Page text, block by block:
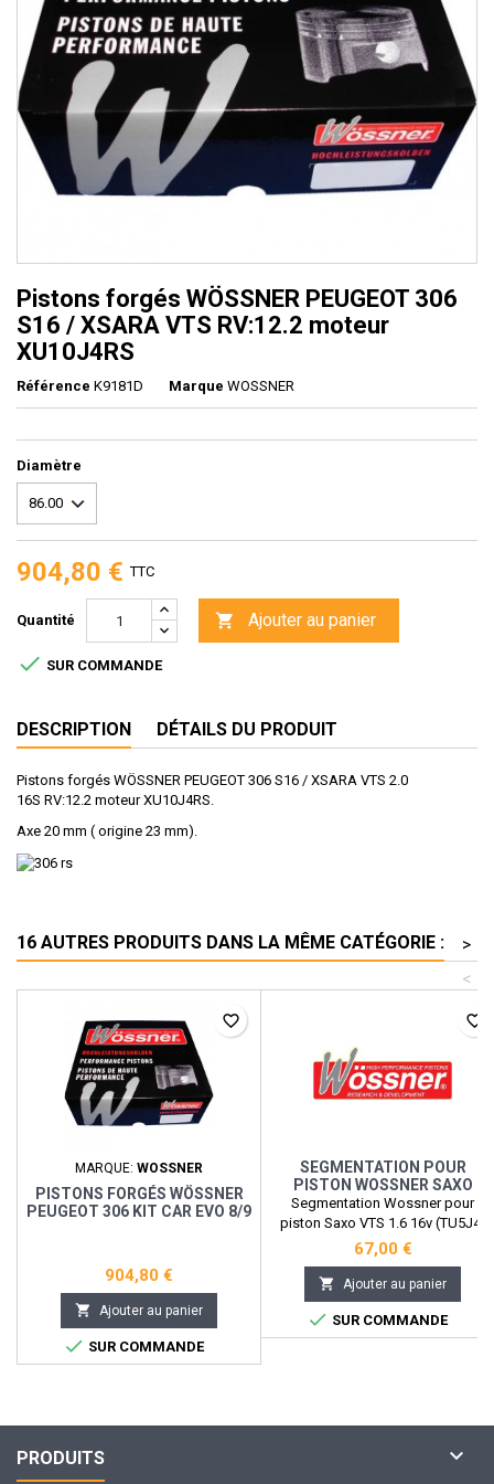
Pistons forgés WÖSSNER PEUGEOT 306
S16 / XSARA VTS RV:12.2 moteur
XU10J4RS
Référence K9181D Marque WOSSNER
Diamètre
904,80 € TTC
Quantité  Ajouter au panier
 SUR COMMANDE
DESCRIPTION DÉTAILS DU PRODUIT
Pistons forgés WÖSSNER PEUGEOT 306 S16 / XSARA VTS 2.0
16S RV:12.2 moteur XU10J4RS.
Axe 20 mm ( origine 23 mm).
16 AUTRES PRODUITS DANS LA MÊME CATÉGORIE :
>
<
MARQUE: WOSSNER
PISTONS FORGÉS WÖSSNER
PEUGEOT 306 KIT CAR EVO 8/9
904,80 €
 Ajouter au panier
 SUR COMMANDE
favorite_border
SEGMENTATION POUR
PISTON WOSSNER SAXO
VTS1.6 16V
Segmentation Wossner pour
piston Saxo VTS 1.6 16v (TU5J4)
Tarif pour une segmentation
complete pour un piston wosnner
67,00 €
 Ajouter au panier
 SUR COMMANDE
favorite_border
PRODUITS 